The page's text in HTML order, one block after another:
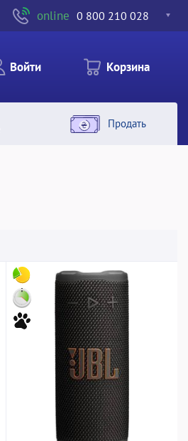
online 0 800 210 028
Войти Корзина
Продать